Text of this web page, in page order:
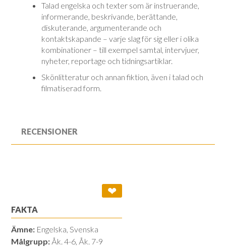
Talad engelska och texter som är instruerande,
informerande, beskrivande, be­rättande,
diskuterande, argumenterande och
kontaktskapande – varje slag för sig eller i olika
kombinationer – till exempel samtal, intervjuer,
ny­he­ter, reportage och tidningsartiklar.
Skönlitteratur och annan fiktion, även i talad och
filmatiserad form.
RECENSIONER
❤
FAKTA
Ämne: Engelska, Svenska
Målgrupp: Åk. 4-6, Åk. 7-9